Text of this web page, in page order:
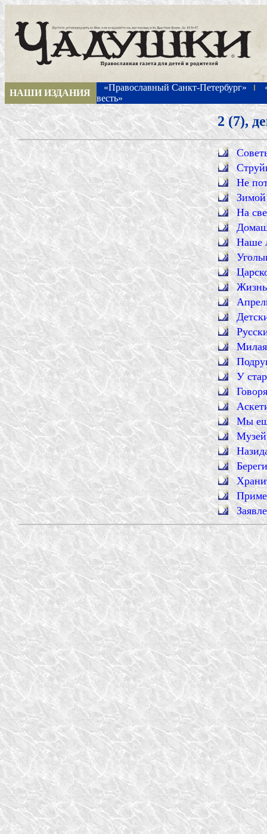
НАШИ ИЗДАНИЯ
«Православный Санкт-Петербург»
весть»
2 (7),
Не
Зимой
На
Наше
У
Мы